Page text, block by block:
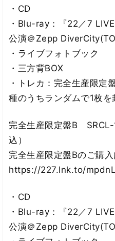
・CD
・Blu-ray：『22／7
公演＠Zepp
・ライブフォトブック
・三方背BOX
・トレカ：完全生産限定
種のうちランダムで1枚を
完全生産限定盤B
込）
完全生産限定盤Bのご購
https://227.lnk.to/
・CD
・Blu-ray：『22／7
公演＠Zepp